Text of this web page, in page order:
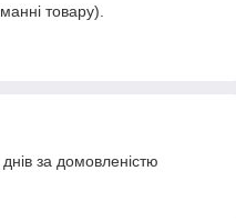
товару).
за домовленістю